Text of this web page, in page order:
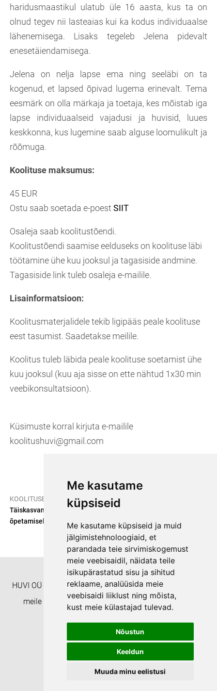
Me kasutame
küpsiseid
Me kasutame küpsiseid ja muid
jälgimistehnoloogiaid, et
parandada teie sirvimiskogemust
meie veebisaidil, näidata teile
isikupärastatud sisu ja sihitud
reklaame, analüüsida meie
veebisaidi liiklust ning mõista,
kust meie külastajad tulevad.
Nõustun
Keeldun
Muuda minu eelistusi
haridusmaastikul ulatub üle 16 aasta, kus ta on
olnud tegev nii lasteaias kui ka kodus individuaalse
lähenemisega. Lisaks tegeleb Jelena pidevalt
enesetäiendamisega.
Jelena on nelja lapse ema ning seeläbi on ta
kogenud, et lapsed õpivad lugema erinevalt. Tema
eesmärk on olla märkaja ja toetaja, kes mõistab iga
lapse individuaalseid vajadusi ja huvisid, luues
keskkonna, kus lugemine saab alguse loomulikult ja
rõõmuga.
Koolituse maksumus:
45 EUR
Ostu saab soetada e-poest SIIT
Osaleja saab koolitustõendi.
Koolitustõendi saamise eelduseks on koolituse läbi
töötamine ühe kuu jooksul ja tagasiside andmine.
Tagasiside link tuleb osaleja e-mailile.
Lisainformatsioon:
Koolitusmaterjalidele tekib ligipääs peale koolituse
eest tasumist. Saadetakse meilile.
Koolitus tuleb läbida peale koolituse soetamist ühe
kuu jooksul (kuu aja sisse on ette nähtud 1x30 min
veebikonsultatsioon).
Küsimuste korral kirjuta e-mailile
koolitushuvi@gmail.com
KOOLITUSED E-ÕPE /
Täiskasvanu roll 1-3-aastase lapse arendamisel ja lugema
õpetamisel
HUVI OÜ Täienduskoolitusasutus EHISe ID: 8332 Helista
meile numbril +372 55938233 või kirjuta aadressil
Privaatsuspoliitika